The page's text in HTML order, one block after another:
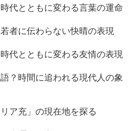
代とともに変わる言葉の運命
者に伝わらない快晴の表現
代とともに変わる友情の表現
？時間に追われる現代人の象
ア充」の現在地を探る